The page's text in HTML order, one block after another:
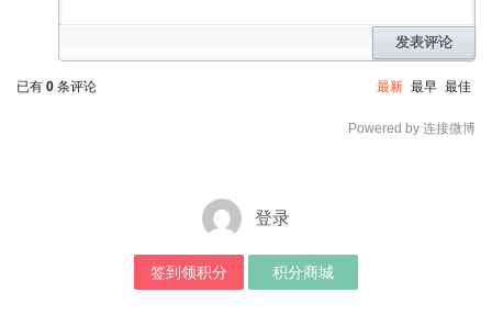
发表评论
已有 0 条评论 最新 最早 最佳
Powered by 连接微博
登录
签到领积分 积分商城